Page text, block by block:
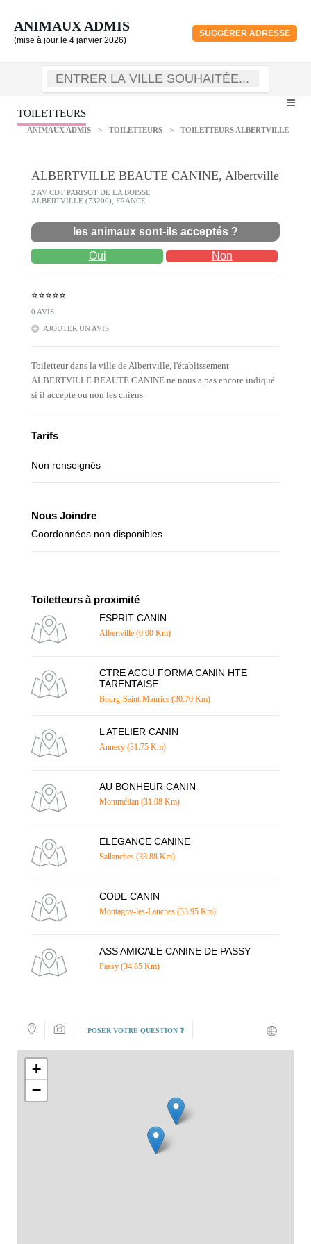
ANIMAUX ADMIS
(mise à jour le 4 janvier 2026)
SUGGÉRER ADRESSE
TOILETTEURS
ANIMAUX ADMIS > TOILETTEURS > TOILETTEURS ALBERTVILLE
ALBERTVILLE BEAUTE CANINE, Albertville
2 AV CDT PARISOT DE LA BOISSE
ALBERTVILLE (73200), FRANCE
les animaux sont-ils acceptés ?
Oui Non
⭐⭐⭐⭐⭐
0 AVIS
AJOUTER UN AVIS
Toiletteur dans la ville de Albertville, l'établissement
ALBERTVILLE BEAUTE CANINE ne nous a pas encore indiqué
si il accepte ou non les chiens.
Tarifs
Non renseignés
Nous Joindre
Coordonnées non disponibles
Toiletteurs à proximité
ESPRIT CANIN
Albertville (0.00 Km)
CTRE ACCU FORMA CANIN HTE
TARENTAISE
Bourg-Saint-Maurice (30.70 Km)
L ATELIER CANIN
Annecy (31.75 Km)
AU BONHEUR CANIN
Montmélian (31.98 Km)
ELEGANCE CANINE
Sallanches (33.88 Km)
CODE CANIN
Montagny-les-Lanches (33.95 Km)
ASS AMICALE CANINE DE PASSY
Passy (34.85 Km)
POSER VOTRE QUESTION ❓
+
−